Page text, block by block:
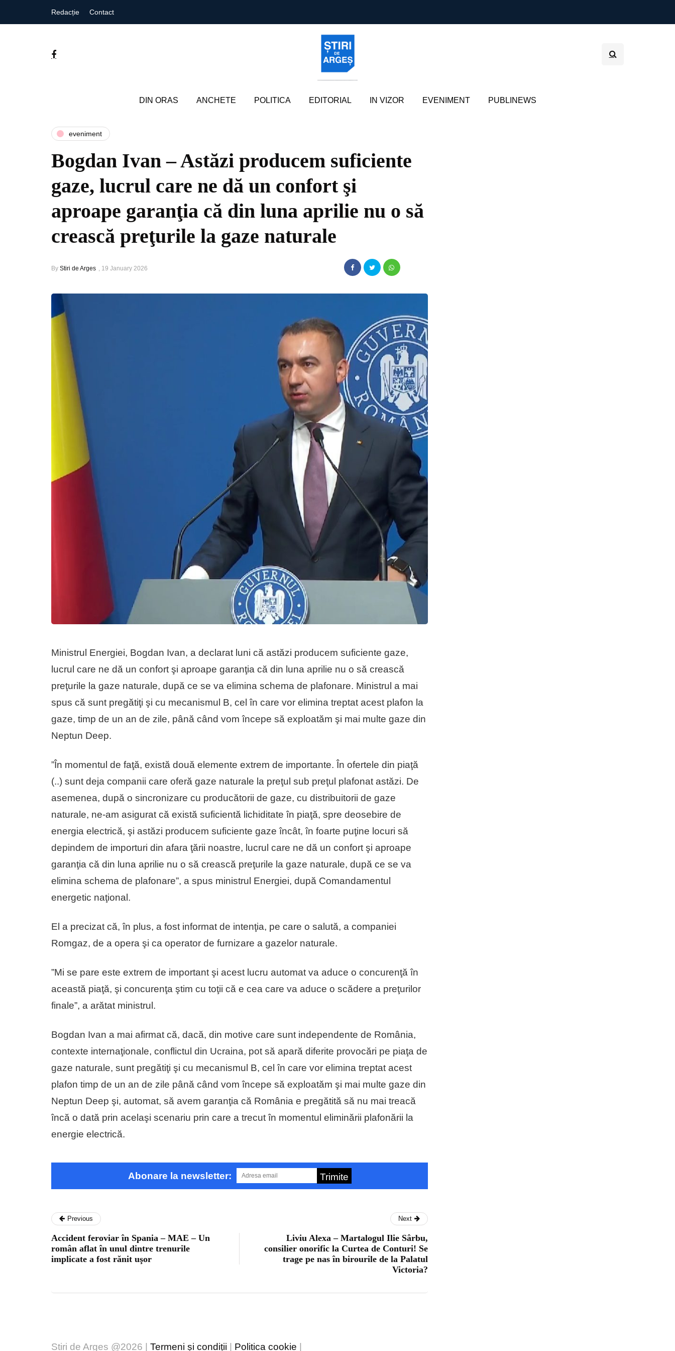
Redacție Contact
DIN ORAS ANCHETE POLITICA EDITORIAL IN VIZOR EVENIMENT PUBLINEWS
eveniment
Bogdan Ivan – Astăzi producem suficiente
gaze, lucrul care ne dă un confort şi
aproape garanţia că din luna aprilie nu o să
crească preţurile la gaze naturale
By Stiri de Arges , 19 January 2026
Ministrul Energiei, Bogdan Ivan, a declarat luni că astăzi producem suficiente gaze,
lucrul care ne dă un confort şi aproape garanţia că din luna aprilie nu o să crească
preţurile la gaze naturale, după ce se va elimina schema de plafonare. Ministrul a mai
spus că sunt pregătiţi şi cu mecanismul B, cel în care vor elimina treptat acest plafon la
gaze, timp de un an de zile, până când vom începe să exploatăm şi mai multe gaze din
Neptun Deep.
”În momentul de faţă, există două elemente extrem de importante. În ofertele din piaţă
(..) sunt deja companii care oferă gaze naturale la preţul sub preţul plafonat astăzi. De
asemenea, după o sincronizare cu producătorii de gaze, cu distribuitorii de gaze
naturale, ne-am asigurat că există suficientă lichiditate în piaţă, spre deosebire de
energia electrică, şi astăzi producem suficiente gaze încât, în foarte puţine locuri să
depindem de importuri din afara ţării noastre, lucrul care ne dă un confort şi aproape
garanţia că din luna aprilie nu o să crească preţurile la gaze naturale, după ce se va
elimina schema de plafonare”, a spus ministrul Energiei, după Comandamentul
energetic naţional.
El a precizat că, în plus, a fost informat de intenţia, pe care o salută, a companiei
Romgaz, de a opera şi ca operator de furnizare a gazelor naturale.
”Mi se pare este extrem de important şi acest lucru automat va aduce o concurenţă în
această piaţă, şi concurenţa ştim cu toţii că e cea care va aduce o scădere a preţurilor
finale”, a arătat ministrul.
Bogdan Ivan a mai afirmat că, dacă, din motive care sunt independente de România,
contexte internaţionale, conflictul din Ucraina, pot să apară diferite provocări pe piaţa de
gaze naturale, sunt pregătiţi şi cu mecanismul B, cel în care vor elimina treptat acest
plafon timp de un an de zile până când vom începe să exploatăm şi mai multe gaze din
Neptun Deep şi, automat, să avem garanţia că România e pregătită să nu mai treacă
încă o dată prin acelaşi scenariu prin care a trecut în momentul eliminării plafonării la
energie electrică.
Abonare la newsletter: Trimite
Previous
Accident feroviar în Spania – MAE – Un
român aflat în unul dintre trenurile
implicate a fost rănit uşor
Next
Liviu Alexa – Martalogul Ilie Sârbu,
consilier onorific la Curtea de Conturi! Se
trage pe nas în birourile de la Palatul
Victoria?
Stiri de Arges @2026 | Termeni și condiții Politica cookie